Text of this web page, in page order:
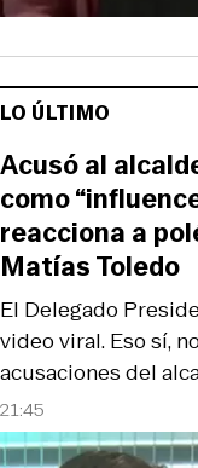
LO ÚLTIMO
21:45
El Delegado
video viral. Eso sí,
acusaciones del
Acusó al
como
reacciona a
Matías Toledo